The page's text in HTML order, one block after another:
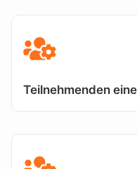
Teilnehmenden